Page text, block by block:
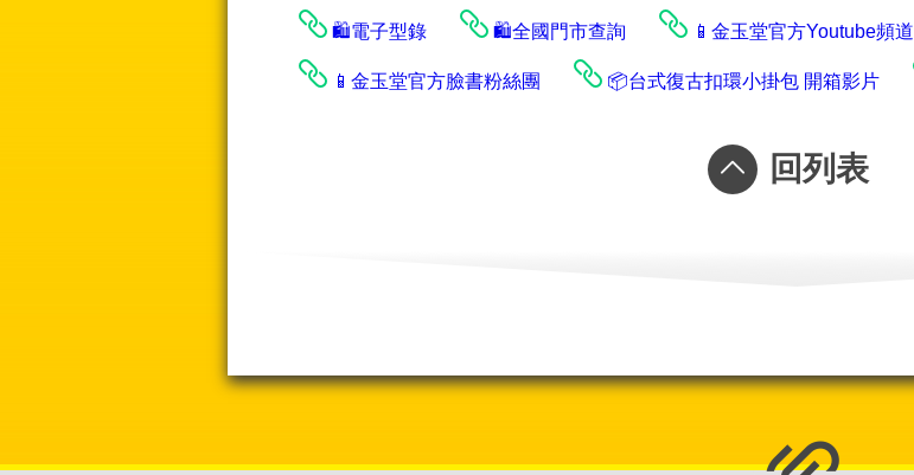
🛍️電子型錄 🛍️全國門市查詢 📱金玉堂官方Youtube頻道
📱金玉堂官方臉書粉絲團 📦台式復古扣環小掛包 開箱影片
回列表